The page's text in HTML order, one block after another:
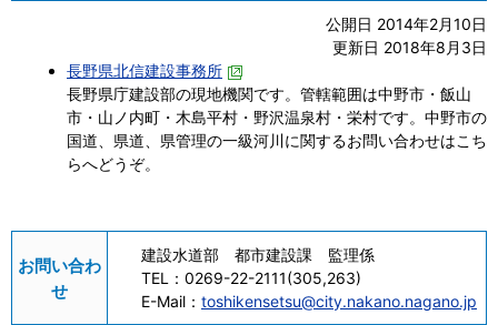
公開日 2014年2月10日
更新日 2018年8月3日
長野県北信建設事務所
長野県庁建設部の現地機関です。管轄範囲は中野市・飯山
市・山ノ内町・木島平村・野沢温泉村・栄村です。中野市の
国道、県道、県管理の一級河川に関するお問い合わせはこち
らへどうぞ。
お問い合わ
せ
建設水道部 都市建設課 監理係
TEL： 0269-22-2111(305,263)
E-Mail： toshikensetsu@city.nakano.nagano.jp